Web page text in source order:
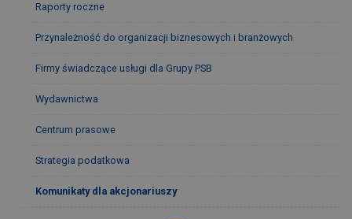
Raporty roczne
Przynależność do organizacji biznesowych i branżowych
Firmy świadczące usługi dla Grupy PSB
Wydawnictwa
Centrum prasowe
Strategia podatkowa
Komunikaty dla akcjonariuszy